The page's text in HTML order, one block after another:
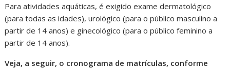
Para atividades aquáticas, é exigido exame dermatológico
(para todas as idades), urológico (para o público masculino a
partir de 14 anos) e ginecológico (para o público feminino a
partir de 14 anos).
Veja, a seguir, o cronograma de matrículas, conforme